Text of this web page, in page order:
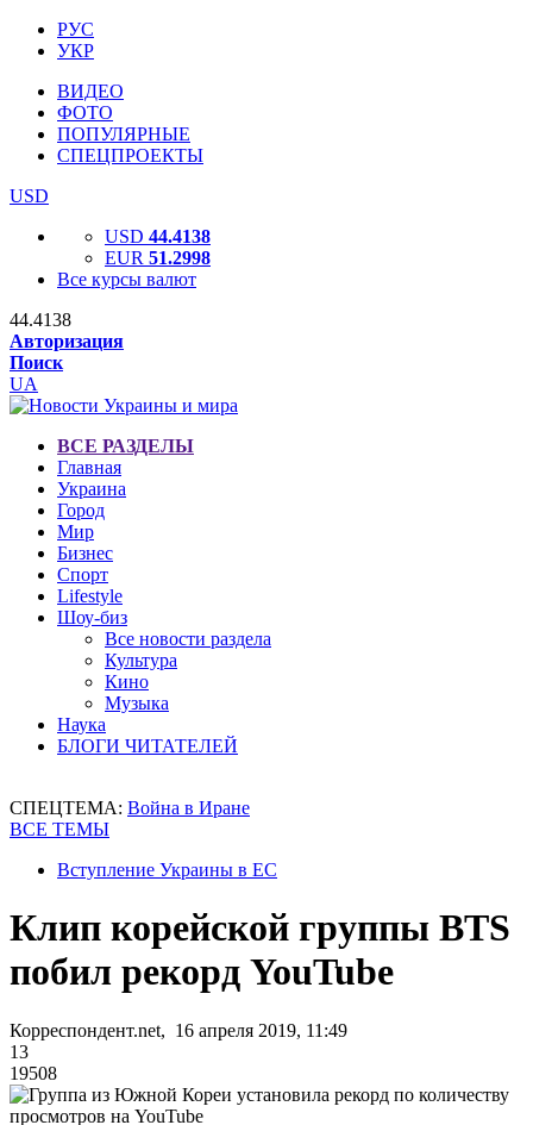
РУС
УКР
ВИДЕО
ФОТО
ПОПУЛЯРНЫЕ
СПЕЦПРОЕКТЫ
USD
USD 44.4138
EUR 51.2998
Все курсы валют
44.4138
Авторизация
Поиск
UA
ВСЕ РАЗДЕЛЫ
Главная
Украина
Город
Мир
Бизнес
Спорт
Lifestyle
Шоу-биз
Все новости раздела
Культура
Кино
Музыка
Наука
БЛОГИ ЧИТАТЕЛЕЙ
СПЕЦТЕМА: Война в Иране
ВСЕ ТЕМЫ
Вступление Украины в ЕС
Клип корейской группы BTS
побил рекорд YouTube
Корреспондент.net, 16 апреля 2019, 11:49
13
19508